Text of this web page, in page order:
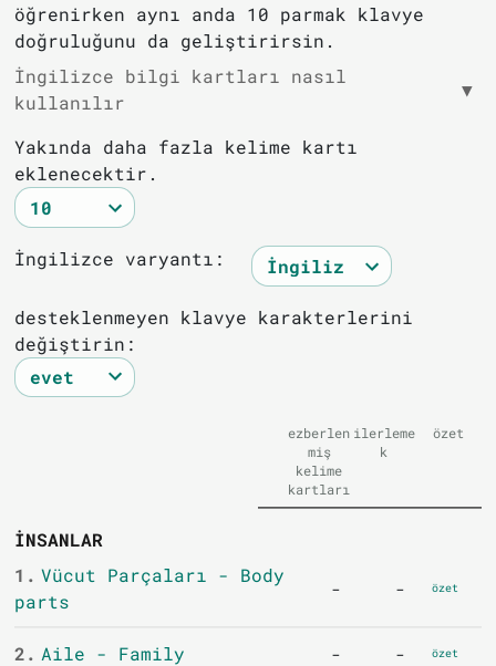
öğrenirken aynı anda 10 parmak klavye
doğruluğunu da geliştirirsin.
İngilizce bilgi kartları nasıl
kullanılır
▼
Yakında daha fazla kelime kartı
eklenecektir.
İngilizce varyantı:
desteklenmeyen klavye karakterlerini
değiştirin:
ezberlen
miş
kelime
kartları
ilerleme
k
özet
İNSANLAR
1. Vücut Parçaları - Body
parts
- - özet
2. Aile - Family - - özet